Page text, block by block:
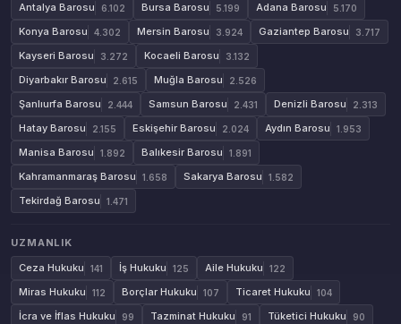
Antalya Barosu 6.102 Bursa Barosu 5.199 Adana Barosu 5.170
Konya Barosu 4.302 Mersin Barosu 3.924 Gaziantep Barosu 3.717
Kayseri Barosu 3.272 Kocaeli Barosu 3.132
Diyarbakır Barosu 2.615 Muğla Barosu 2.526
Şanlıurfa Barosu 2.444 Samsun Barosu 2.431 Denizli Barosu 2.313
Hatay Barosu 2.155 Eskişehir Barosu 2.024 Aydın Barosu 1.953
Manisa Barosu 1.892 Balıkesir Barosu 1.891
Kahramanmaraş Barosu 1.658 Sakarya Barosu 1.582
Tekirdağ Barosu 1.471
UZMANLIK
Ceza Hukuku
141 İş Hukuku 125 Aile Hukuku 122
Miras Hukuku 112 Borçlar Hukuku 107 Ticaret Hukuku 104
İcra ve İflas Hukuku 99 Tazminat Hukuku 91 Tüketici Hukuku 90